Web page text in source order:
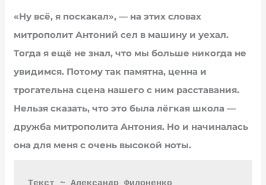
«Ну всё, я поскакал», — на этих словах
митрополит Антоний сел в машину и уехал.
Тогда я ещё не знал, что мы больше никогда не
увидимся. Потому так памятна, ценна и
трогательна сцена нашего с ним расставания.
Нельзя сказать, что это была лёгкая школа —
дружба митрополита Антония. Но и начиналась
она для меня с очень высокой ноты.